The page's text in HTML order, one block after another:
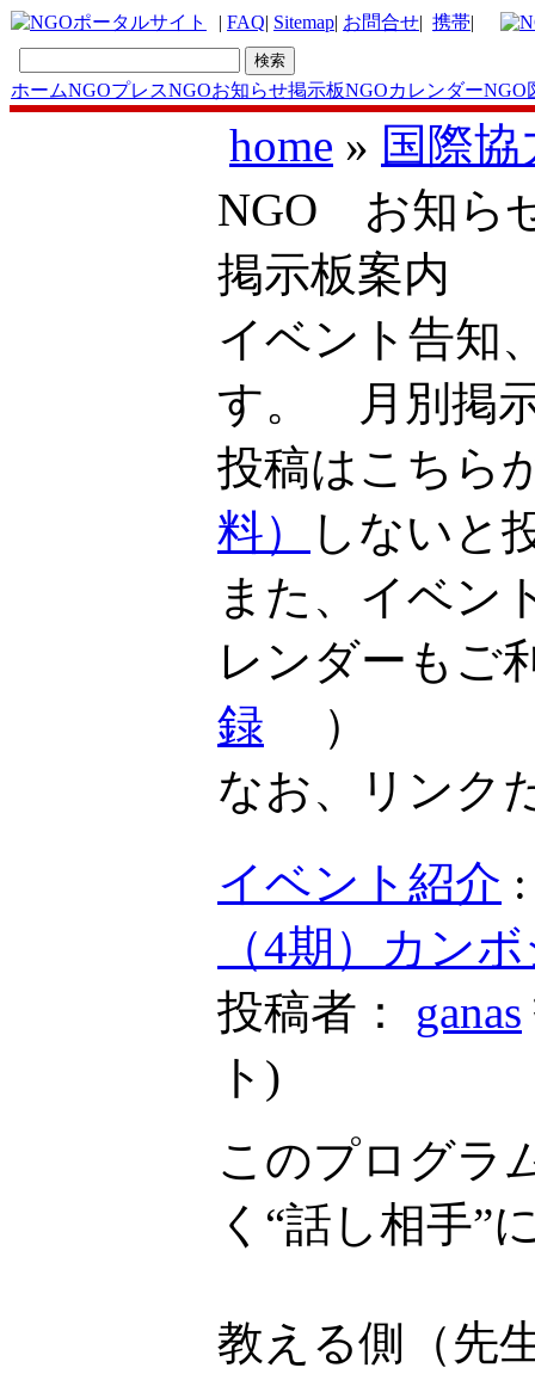
| FAQ| Sitemap| お問合せ| 携帯|
ホームNGOプレスNGOお知らせ掲示板NGOカレンダーNGO
home » 国際
NGO お知ら
掲示板案内
イベント告知
す。 月別掲
投稿はこち
料）
しないと
また、イベン
レンダーもご
録 ）
なお、リンク
イベント紹介
（4期）カン
投稿者： ganas
ト )
このプログラ
く“話し相手”
教える側（先